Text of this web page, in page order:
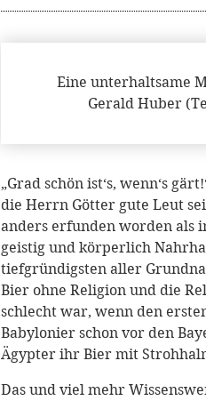
Eine unterhaltsame
Gerald Huber
„Grad schön ist‘s, wenn‘s
die Herrn Götter gute Leut
anders erfunden worden als
geistig und körperlich
tiefgründigsten aller
Bier ohne Religion und die
schlecht war, wenn den
Babylonier schon vor den
Ägypter ihr Bier mit
Das und viel mehr